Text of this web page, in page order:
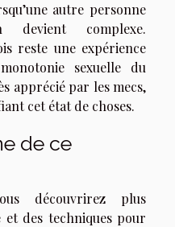
autre personne
devient complexe.
reste une expérience
sexuelle du
apprécié par les mecs,
cet état de choses.
de ce
découvrirez plus
et des techniques pour